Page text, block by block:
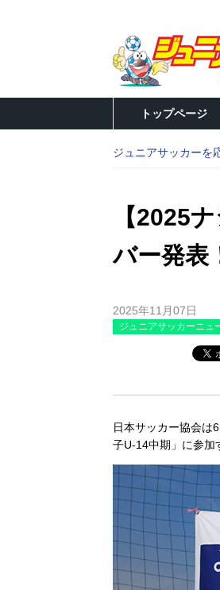
トップページ
ジュニアサッカーを
【2025
バー発表
2025年11月07日
ジュニアサッカーニュ
日本サッカー協会は
子U-14中期」に参加